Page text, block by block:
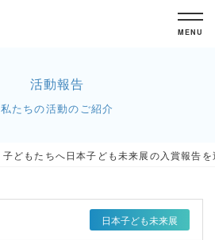
MENU
活動報告
私たちの活動のご紹介
子どもたちへ日本子ども未来展の入賞報告
日本子ども未来展